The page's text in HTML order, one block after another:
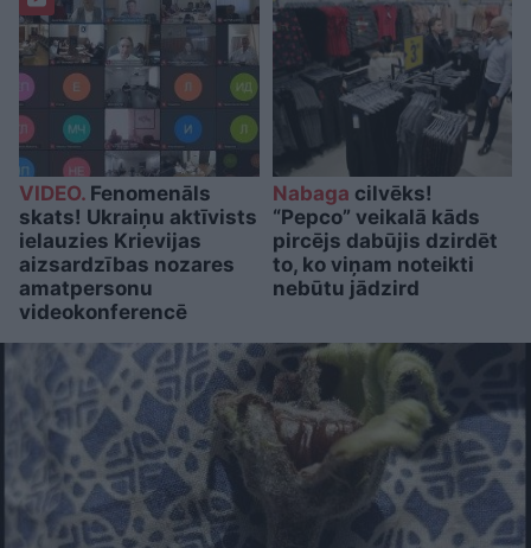
VIDEO. Fenomenāls
skats! Ukraiņu aktīvists
ielauzies Krievijas
aizsardzības nozares
amatpersonu
videokonferencē
Nabaga cilvēks!
“Pepco” veikalā kāds
pircējs dabūjis dzirdēt
to, ko viņam noteikti
nebūtu jādzird